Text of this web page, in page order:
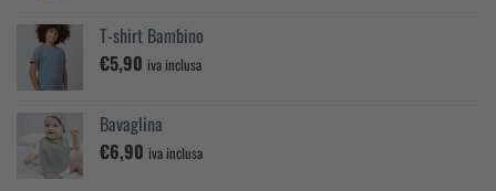
T-shirt Bambino
€5,90 iva inclusa
Bavaglina
€6,90 iva inclusa